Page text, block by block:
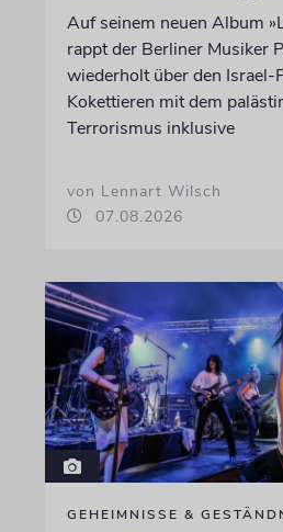
Auf seinem neuen Album
rappt der Berliner Musiker
wiederholt über den Israel-
Kokettieren mit dem
Terrorismus inklusive
von Lennart Wilsch
07.08.2026
GEHEIMNISSE &